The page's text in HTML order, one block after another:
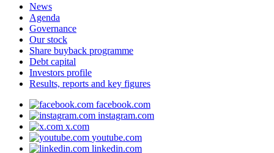
News
Agenda
Governance
Our stock
Share buyback programme
Debt capital
Investors profile
Results, reports and key figures
facebook.com
instagram.com
x.com
youtube.com
linkedin.com